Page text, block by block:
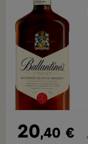
20,40 €